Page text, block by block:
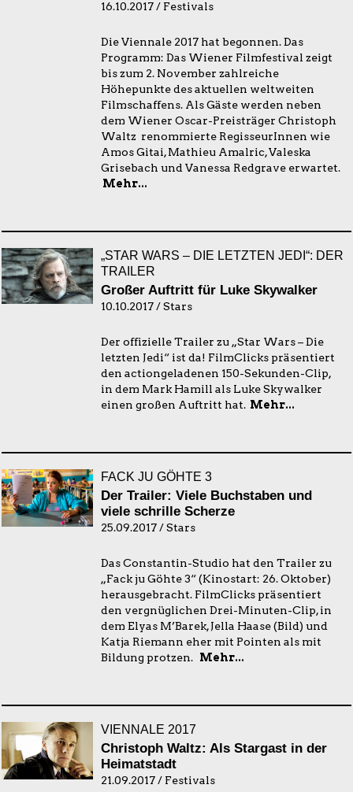
16.10.2017 / Festivals
Die Viennale 2017 hat begonnen. Das
Programm: Das Wiener Filmfestival zeigt
bis zum 2. November zahlreiche
Höhepunkte des aktuellen weltweiten
Filmschaffens. Als Gäste werden neben
dem Wiener Oscar-Preisträger Christoph
Waltz renommierte RegisseurInnen wie
Amos Gitai, Mathieu Amalric, Valeska
Grisebach und Vanessa Redgrave erwartet.
Mehr...
„STAR WARS – DIE LETZTEN JEDI“: DER
TRAILER
Großer Auftritt für Luke Skywalker
10.10.2017 / Stars
Der offizielle Trailer zu „Star Wars – Die
letzten Jedi“ ist da! FilmClicks präsentiert
den actiongeladenen 150-Sekunden-Clip,
in dem Mark Hamill als Luke Skywalker
einen großen Auftritt hat. Mehr...
FACK JU GÖHTE 3
Der Trailer: Viele Buchstaben und
viele schrille Scherze
25.09.2017 / Stars
Das Constantin-Studio hat den Trailer zu
„Fack ju Göhte 3“ (Kinostart: 26. Oktober)
herausgebracht. FilmClicks präsentiert
den vergnüglichen Drei-Minuten-Clip, in
dem Elyas M’Barek, Jella Haase (Bild) und
Katja Riemann eher mit Pointen als mit
Bildung protzen. Mehr...
VIENNALE 2017
Christoph Waltz: Als Stargast in der
Heimatstadt
21.09.2017 / Festivals